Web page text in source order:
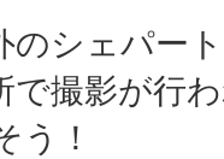
のシェパー
で撮影が行
う！